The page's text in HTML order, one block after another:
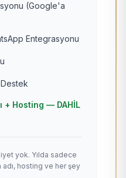
(Google'a
Entegrasyonu
+ Hosting — DAHİL
yok. Yılda sadece
hosting ve her şey